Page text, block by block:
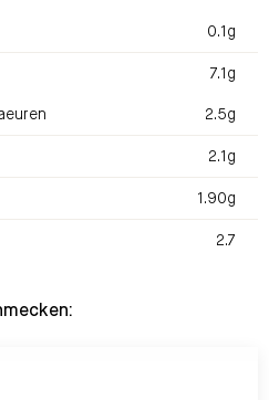
0.1g
7.1g
2.5g
2.1g
1.90g
2.7